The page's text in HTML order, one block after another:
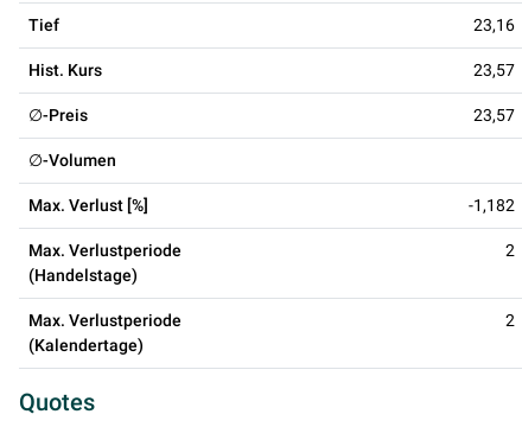
Tief 23,16
Hist. Kurs 23,57
∅-Preis 23,57
∅-Volumen
Max. Verlust [%] -1,182
Max. Verlustperiode
(Handelstage)
2
Max. Verlustperiode
(Kalendertage)
2
Quotes